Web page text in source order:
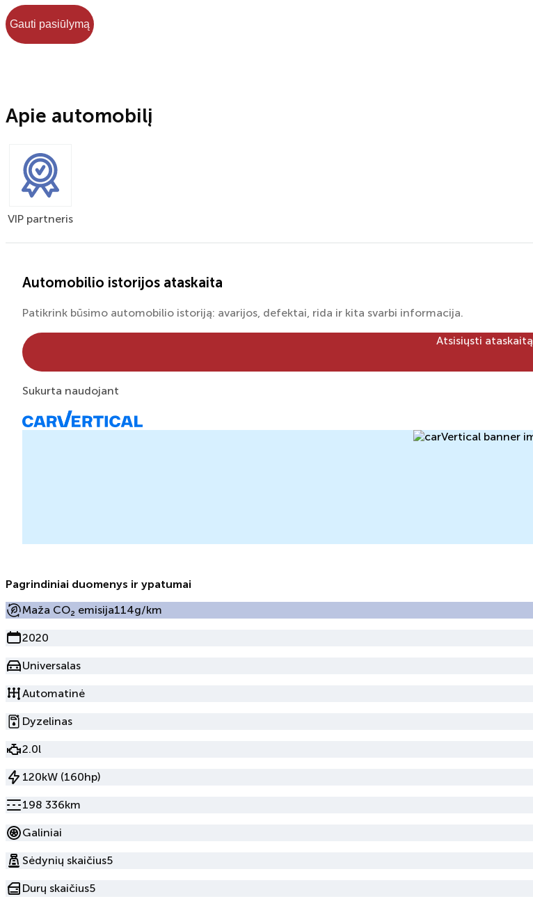
Gauti pasiūlymą
Apie automobilį
VIP partneris
Automobilio istorijos ataskaita
Patikrink būsimo automobilio istoriją: avarijos, defektai, rida ir kita svarbi informacija.
Atsisiųsti ataskaitą
Sukurta naudojant
Pagrindiniai duomenys ir ypatumai
Maža CO₂ emisija114g/km
2020
Universalas
Automatinė
Dyzelinas
2.0l
120kW (160hp)
198 336km
Galiniai
Sėdynių skaičius5
Durų skaičius5